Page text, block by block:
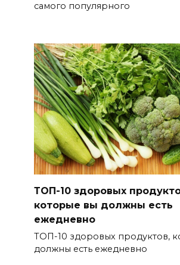
самого популярного
ТОП-10 здоровых
которые вы должны есть
ежедневно
ТОП-10 здоровых продуктов,
должны есть ежедневно